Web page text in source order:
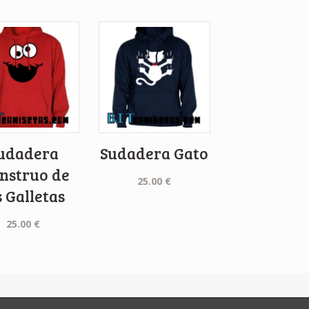
de
Galletas
25.00 €
Sudadera Gato
25.00 €